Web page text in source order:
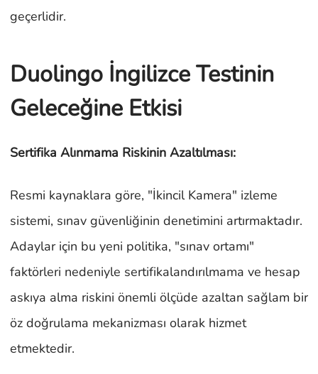
geçerlidir.
Duolingo İngilizce Testinin
Geleceğine Etkisi
Sertifika Alınmama Riskinin Azaltılması:
Resmi kaynaklara göre, "İkincil Kamera" izleme
sistemi, sınav güvenliğinin denetimini artırmaktadır.
Adaylar için bu yeni politika, "sınav ortamı"
faktörleri nedeniyle sertifikalandırılmama ve hesap
askıya alma riskini önemli ölçüde azaltan sağlam bir
öz doğrulama mekanizması olarak hizmet
etmektedir.